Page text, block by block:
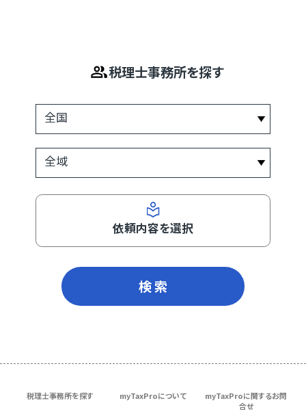
税理士事務所を探す
依頼内容を選択
検 索
税理士事務所を探す myTaxProについて
myTaxProに関するお問
合せ